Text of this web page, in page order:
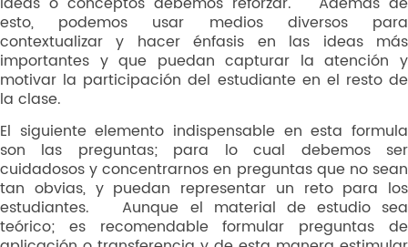
esto, podemos usar medios diversos para
contextualizar y hacer énfasis en las ideas más
importantes y que puedan capturar la atención y
motivar la participación del estudiante en el resto de
la clase.
El siguiente elemento indispensable en esta formula
son las preguntas; para lo cual debemos ser
cuidadosos y concentrarnos en preguntas que no sean
tan obvias, y puedan representar un reto para los
estudiantes. Aunque el material de estudio sea
teórico; es recomendable formular preguntas de